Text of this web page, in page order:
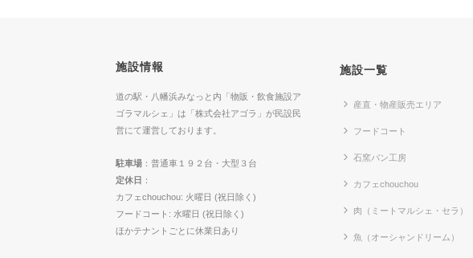
施設情報
道の駅・八幡浜みなっと内「物販・飲食施設ア
ゴラマルシェ」は「株式会社アゴラ」が民設民
営にて運営しております。
駐車場 ：普通車１９２台・大型３台
定休日 ：
カフェchouchou: 火曜日 (祝日除く)
フードコート: 水曜日 (祝日除く)
ほかテナントごとに休業日あり
施設一覧
産直・物産販売エリア
フードコート
石窯パン工房
カフェchouchou
肉（ミートマルシェ・セラ）
魚（オーシャンドリーム）